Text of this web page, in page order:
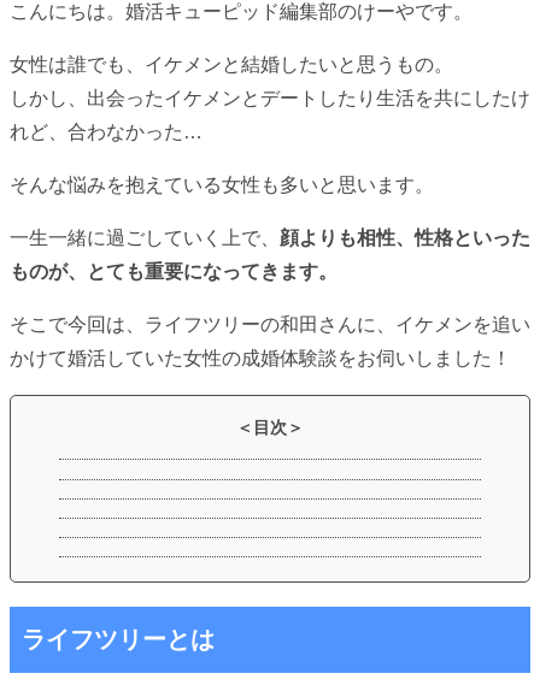
こんにちは。婚活キューピッド編集部のけーやです。
女性は誰でも、イケメンと結婚したいと思うもの。
しかし、出会ったイケメンとデートしたり生活を共にしたけ
れど、合わなかった…
そんな悩みを抱えている女性も多いと思います。
一生一緒に過ごしていく上で、 顔よりも相性、性格といった
ものが、とても重要になってきます。
そこで今回は、ライフツリーの和田さんに、イケメンを追い
かけて婚活していた女性の成婚体験談をお伺いしました！
ライフツリーとは